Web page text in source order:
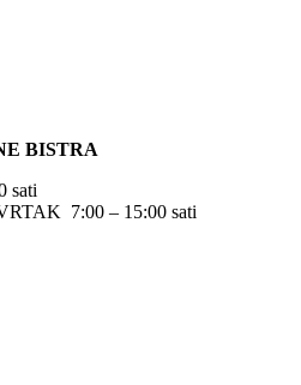
BISTRA
sati
7:00 – 15:00 sati